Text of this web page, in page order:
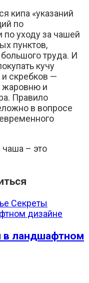
кипа «указаний
по
по уходу за чашей
пунктов,
труда. И
кучу
скребков —
жаровню и
Правило
в вопросе
в ландшафтном